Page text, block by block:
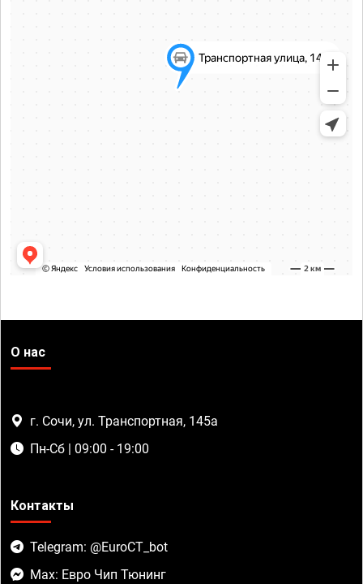
О нас
г. Сочи, ул. Транспортная, 145а
Пн-Сб | 09:00 - 19:00
Контакты
Telegram: @EuroCT_bot
Max: Евро Чип Тюнинг